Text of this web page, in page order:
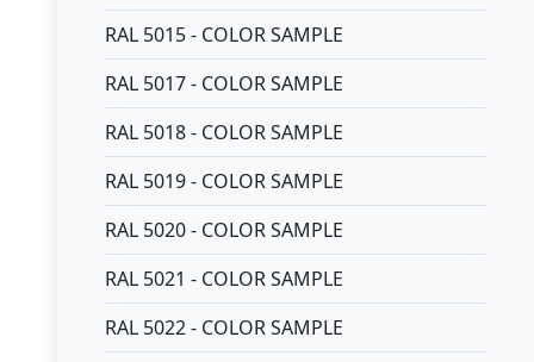
RAL 5015 - COLOR SAMPLE
RAL 5017 - COLOR SAMPLE
RAL 5018 - COLOR SAMPLE
RAL 5019 - COLOR SAMPLE
RAL 5020 - COLOR SAMPLE
RAL 5021 - COLOR SAMPLE
RAL 5022 - COLOR SAMPLE